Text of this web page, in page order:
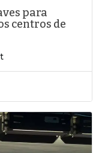
para
centros de